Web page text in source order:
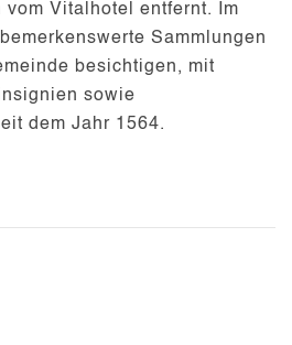
vom Vitalhotel entfernt. Im
Sammlungen
besichtigen, mit
sowie
dem Jahr 1564.